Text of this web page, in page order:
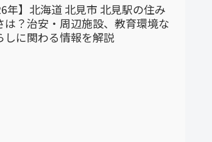
年】北海道 北見市 北見駅の住み
は？治安・周辺施設、教育環境な
しに関わる情報を解説